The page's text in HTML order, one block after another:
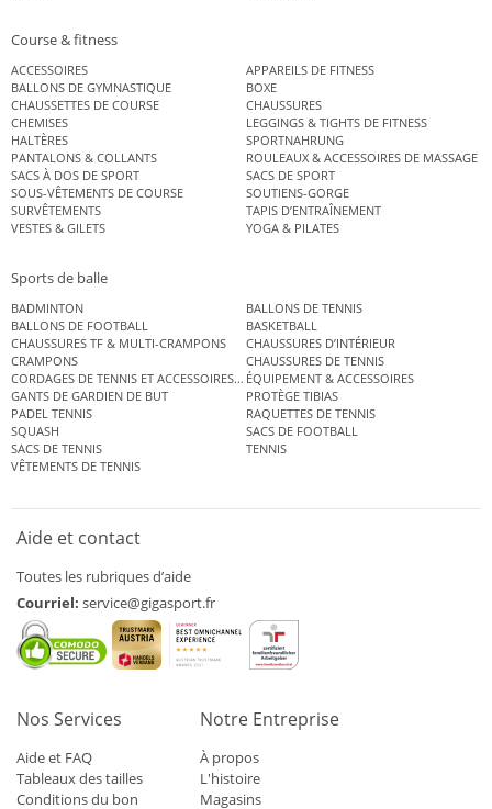
Course & fitness
ACCESSOIRES
APPAREILS DE FITNESS
BALLONS DE GYMNASTIQUE
BOXE
CHAUSSETTES DE COURSE
CHAUSSURES
CHEMISES
LEGGINGS & TIGHTS DE FITNESS
HALTÈRES
SPORTNAHRUNG
PANTALONS & COLLANTS
ROULEAUX & ACCESSOIRES DE MASSAGE
SACS À DOS DE SPORT
SACS DE SPORT
SOUS-VÊTEMENTS DE COURSE
SOUTIENS-GORGE
SURVÊTEMENTS
TAPIS D’ENTRAÎNEMENT
VESTES & GILETS
YOGA & PILATES
Sports de balle
BADMINTON
BALLONS DE TENNIS
BALLONS DE FOOTBALL
BASKETBALL
CHAUSSURES TF & MULTI-CRAMPONS
CHAUSSURES D’INTÉRIEUR
CRAMPONS
CHAUSSURES DE TENNIS
CORDAGES DE TENNIS ET ACCESSOIRES DE TENNISÉQUIPEMENT & ACCESSOIRES
GANTS DE GARDIEN DE BUT
PROTÈGE TIBIAS
PADEL TENNIS
RAQUETTES DE TENNIS
SQUASH
SACS DE FOOTBALL
SACS DE TENNIS
TENNIS
VÊTEMENTS DE TENNIS
Aide et contact
Toutes les rubriques d’aide
Courriel: service@gigasport.fr
Nos Services
Aide et FAQ
Tableaux des tailles
Conditions du bon
Notre Entreprise
À propos
L'histoire
Magasins